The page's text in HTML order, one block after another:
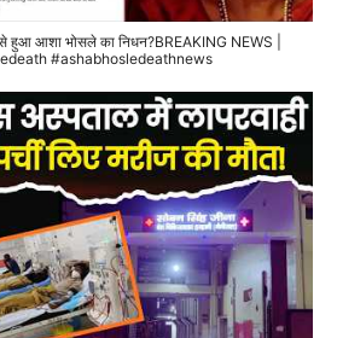
आशा भोसले का निधन?BREAKING NEWS |
#ashabhosledeathnews